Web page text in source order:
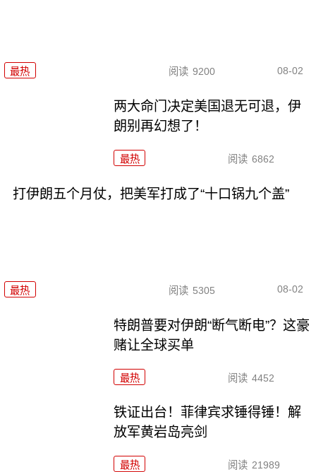
最热 阅读 9200 08-02
两大命门决定美国退无可退，伊
朗别再幻想了！
最热 阅读 6862
打伊朗五个月仗，把美军打成了“十口锅九个盖”
最热 阅读 5305 08-02
特朗普要对伊朗“断气断电”？这豪
赌让全球买单
最热 阅读 4452
铁证出台！菲律宾求锤得锤！解
放军黄岩岛亮剑
最热 阅读 21989